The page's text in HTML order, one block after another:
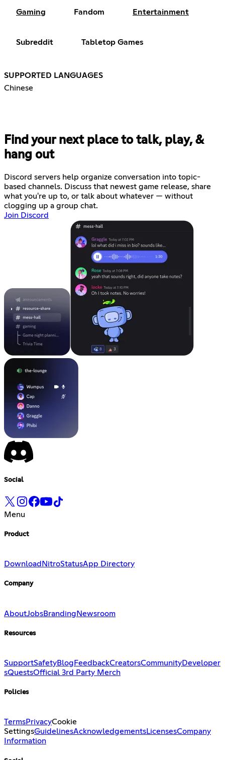
Gaming Fandom Entertainment
Subreddit Tabletop Games
SUPPORTED LANGUAGES
Chinese
Find your next place to talk, play, &
hang out
Discord servers help organize conversation into topic-
based channels. Discuss that newest game release, share
what you're up to, or talk about whatever — without
clogging up a group chat.
Join Discord
Social
Menu
Product
Download NitroStatusApp Directory
Company
AboutJobsBranding Newsroom
Resources
SupportSafetyBlog FeedbackCreatorsCommunityDeveloper
sQuestsOfficial 3rd Party Merch
Policies
TermsPrivacyCookie
SettingsGuidelinesAcknowledgementsLicensesCompany
Information